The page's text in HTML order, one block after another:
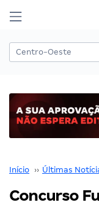
Início ›› Últimas
Concurso